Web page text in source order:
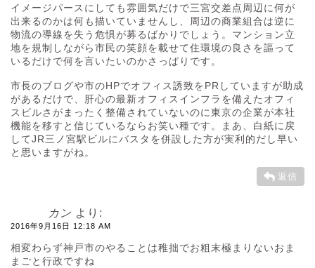
イメージパースにしても雰囲気だけで三宮交差点周辺に何が
出来るのかは何も描いていませんし、周辺の商業組合は逆に
物流の導線を失う危惧が募るばかりでしょう。マンション立
地を規制しながら市民の笑顔を載せて住環境の良さを謳って
いるだけで何を言いたいのかさっぱりです。
市長のブログや市のHPでオフィス誘致をPRしていますが助成
があるだけで、肝心の最新オフィスインフラを備えたオフィ
スビルさがまったく整備されていないのに東京の企業が本社
機能を移すと信じているならお笑い種です。まあ、白紙に戻
してJR三ノ宮駅ビルにバスタを併設した方が実利的だし早い
と思いますがね。
返信
カン より:
2016年9月16日 12:18 AM
相変わらず神戸市のやることは稚拙でお粗末極まりないおま
まごと行政ですね